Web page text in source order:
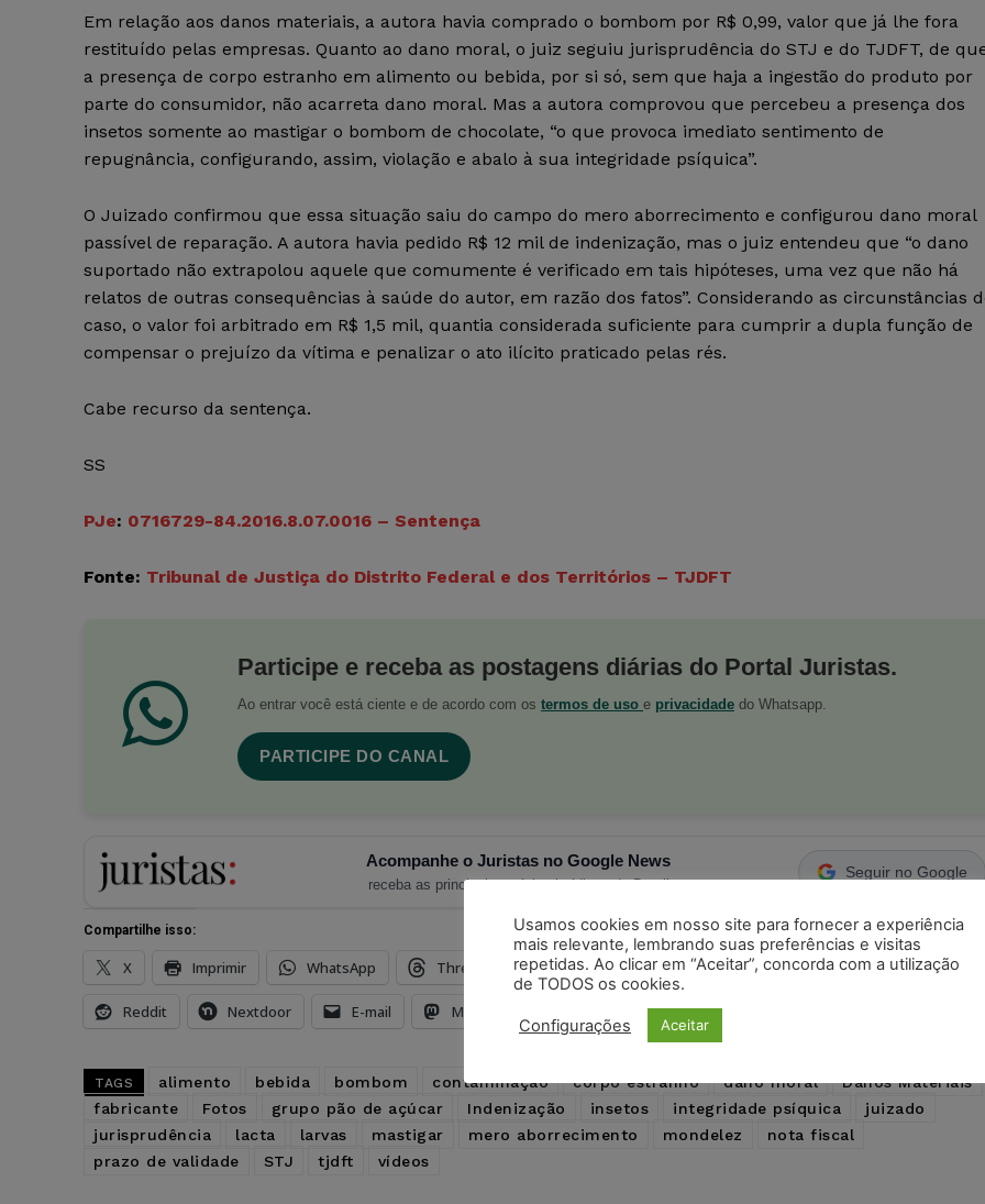
Em relação aos danos materiais, a autora havia comprado o bombom por R$ 0,99, valor que já lhe fora
restituído pelas empresas. Quanto ao dano moral, o juiz seguiu jurisprudência do STJ e do TJDFT, de
a presença de corpo estranho em alimento ou bebida, por si só, sem que haja a ingestão do produto por
parte do consumidor, não acarreta dano moral. Mas a autora comprovou que percebeu a presença dos
insetos somente ao mastigar o bombom de chocolate, “o que provoca imediato sentimento de
repugnância, configurando, assim, violação e abalo à sua integridade psíquica”.
O Juizado confirmou que essa situação saiu do campo do mero aborrecimento e configurou dano moral
passível de reparação. A autora havia pedido R$ 12 mil de indenização, mas o juiz entendeu que “o dano
suportado não extrapolou aquele que comumente é verificado em tais hipóteses, uma vez que não há
relatos de outras consequências à saúde do autor, em razão dos fatos”. Considerando as circunstâncias
caso, o valor foi arbitrado em R$ 1,5 mil, quantia considerada suficiente para cumprir a dupla função de
compensar o prejuízo da vítima e penalizar o ato ilícito praticado pelas rés.
Cabe recurso da sentença.
SS
PJe: 0716729-84.2016.8.07.0016 – Sentença
Fonte: Tribunal de Justiça do Distrito Federal e dos Territórios – TJDFT
Participe e receba as postagens diárias do Portal Juristas.
Ao entrar você está ciente e de acordo com os termos de uso e privacidade do Whatsapp.
PARTICIPE DO CANAL
Acompanhe o Juristas no Google News
receba as principais notícias jurídicas do Brasil
Seguir no Google
Compartilhe isso:
X Imprimir WhatsApp Threads Facebook Telegram Pinterest Tumblr
Reddit Nextdoor E-mail Mastodon
TAGS alimento bebida bombom contaminação corpo estranho dano moral
Danos Materiais
fabricante
Fotos grupo pão de açúcar Indenização insetos integridade psíquica
juizado
jurisprudência
lacta larvas mastigar mero aborrecimento mondelez
nota fiscal
prazo de validade
STJ tjdft vídeos
Usamos cookies em nosso site para fornecer a experiência
mais relevante, lembrando suas preferências e visitas
repetidas. Ao clicar em “Aceitar”, concorda com a utilização
de TODOS os cookies.
Configurações Aceitar